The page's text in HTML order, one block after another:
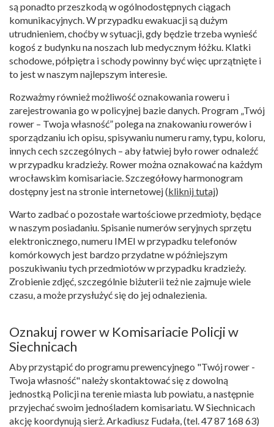
są ponadto przeszkodą w ogólnodostępnych ciągach
komunikacyjnych. W przypadku ewakuacji są dużym
utrudnieniem, choćby w sytuacji, gdy będzie trzeba wynieść
kogoś z budynku na noszach lub medycznym łóżku. Klatki
schodowe, półpiętra i schody powinny być więc uprzątnięte i
to jest w naszym najlepszym interesie.
Rozważmy również możliwość oznakowania roweru i
zarejestrowania go w policyjnej bazie danych. Program „Twój
rower – Twoja własność” polega na znakowaniu rowerów i
sporządzaniu ich opisu, spisywaniu numeru ramy, typu, koloru,
innych cech szczególnych – aby łatwiej było rower odnaleźć
w przypadku kradzieży. Rower można oznakować na każdym
wrocławskim komisariacie. Szczegółowy harmonogram
dostępny jest na stronie internetowej (kliknij tutaj)
Warto zadbać o pozostałe wartościowe przedmioty, będące
w naszym posiadaniu. Spisanie numerów seryjnych sprzętu
elektronicznego, numeru IMEI w przypadku telefonów
komórkowych jest bardzo przydatne w późniejszym
poszukiwaniu tych przedmiotów w przypadku kradzieży.
Zrobienie zdjęć, szczególnie biżuterii też nie zajmuje wiele
czasu, a może przysłużyć się do jej odnalezienia.
Oznakuj rower w Komisariacie Policji w
Siechnicach
Aby przystąpić do programu prewencyjnego "Twój rower -
Twoja własność" należy skontaktować się z dowolną
jednostką Policji na terenie miasta lub powiatu, a następnie
przyjechać swoim jednośladem komisariatu. W Siechnicach
akcję koordynują sierż. Arkadiusz Fudała, (tel. 47 87 168 63)